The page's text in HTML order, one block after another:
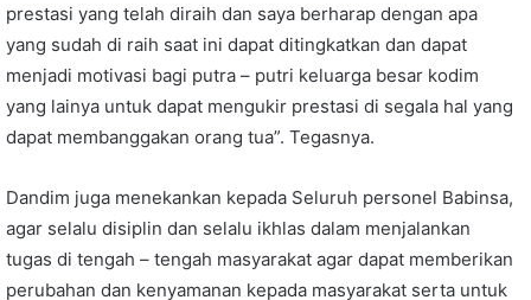
prestasi yang telah diraih dan saya berharap dengan apa
yang sudah di raih saat ini dapat ditingkatkan dan dapat
menjadi motivasi bagi putra – putri keluarga besar kodim
yang lainya untuk dapat mengukir prestasi di segala hal yang
dapat membanggakan orang tua”. Tegasnya.
Dandim juga menekankan kepada Seluruh personel Babinsa,
agar selalu disiplin dan selalu ikhlas dalam menjalankan
tugas di tengah – tengah masyarakat agar dapat memberikan
perubahan dan kenyamanan kepada masyarakat serta untuk